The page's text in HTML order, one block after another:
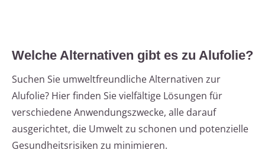
Welche Alternativen gibt es zu Alufolie?
Suchen Sie umweltfreundliche Alternativen zur
Alufolie? Hier finden Sie vielfältige Lösungen für
verschiedene Anwendungszwecke, alle darauf
ausgerichtet, die Umwelt zu schonen und potenzielle
Gesundheitsrisiken zu minimieren.